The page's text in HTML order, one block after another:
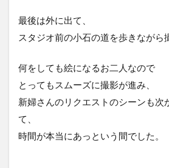
最後は外に出て、
スタジオ前の小石の道を歩きながら
何をしても絵になるお二人なので
とってもスムーズに撮影が進み、
新婦さんのリクエストのシーンも次
て、
時間が本当にあっという間でした。